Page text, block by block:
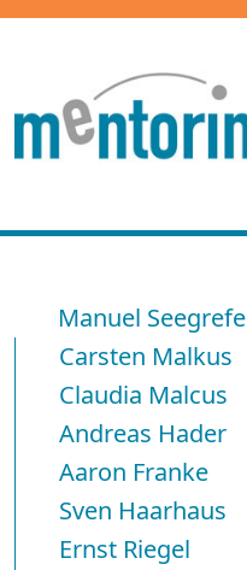
Manuel Seegrefe
Carsten Malkus
Claudia Malcus
Andreas Hader
Aaron Franke
Sven Haarhaus
Ernst Riegel